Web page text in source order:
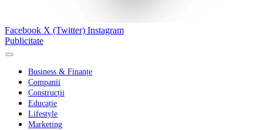
Facebook X (Twitter) Instagram
Publicitate
Business & Finanțe
Companii
Construcții
Educație
Lifestyle
Marketing